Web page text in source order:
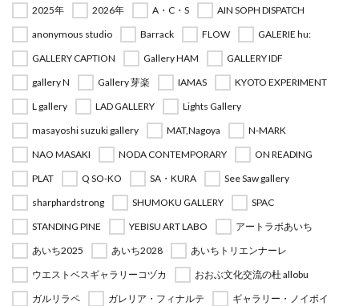
2025年
2026年 A・C・S
AIN SOPH DISPATCH
anonymous studio
Barrack FLOW
GALERIE hu:
GALLERY CAPTION
Gallery HAM
GALLERY IDF
gallery N
Gallery 芽楽 IAMAS
KYOTO EXPERIMENT
L gallery
LAD GALLERY
Lights Gallery
masayoshi suzuki gallery
MAT,Nagoya
N-MARK
NAO MASAKI
NODA CONTEMPORARY
ON READING
PLAT
Q SO-KO SA・KURA
See Saw gallery
sharphardstrong
SHUMOKU GALLERY
SPAC
STANDING PINE
YEBISU ART LABO
アートラボあいち
あいち2025
あいち2028
あいちトリエンナーレ
ウエストベスギャラリーコヅカ
おおぶ文化交流の杜 allobu
ガルリラペ
ガレリア・フィナルテ
ギャラリー・ノイボイ